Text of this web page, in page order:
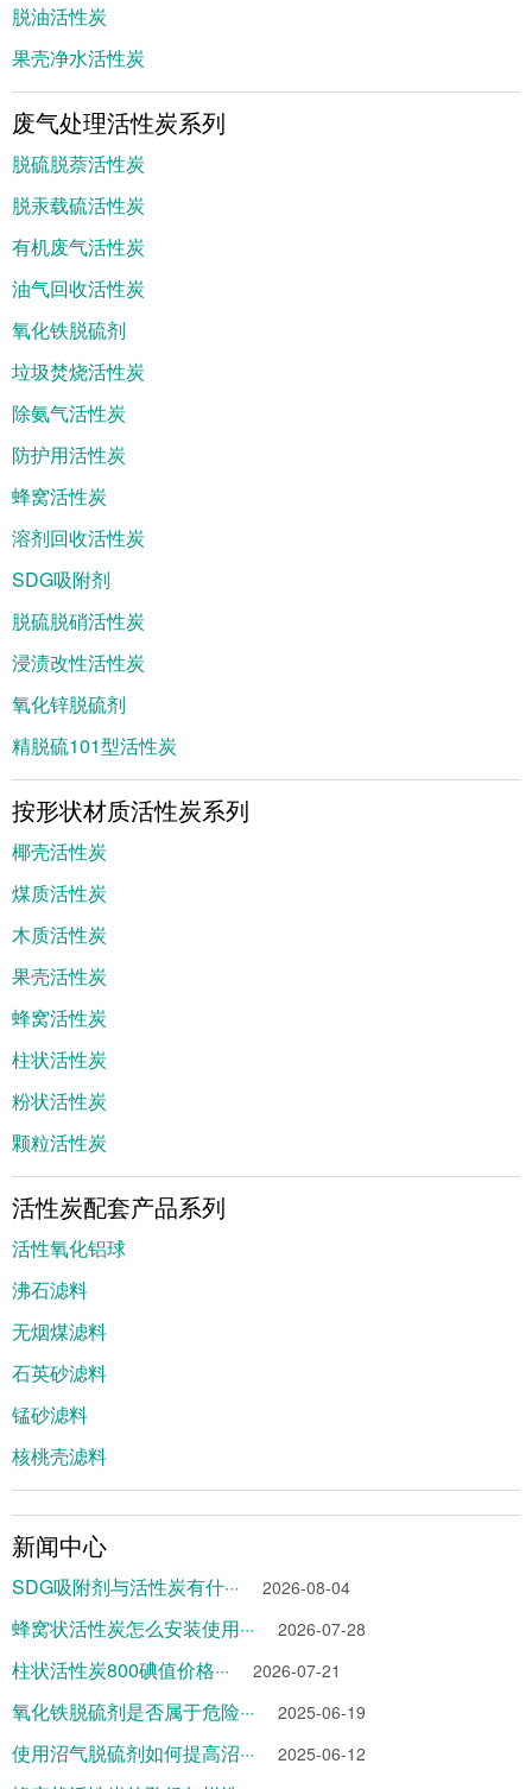
脱油活性炭
果壳净水活性炭
废气处理活性炭系列
脱硫脱萘活性炭
脱汞载硫活性炭
有机废气活性炭
油气回收活性炭
氧化铁脱硫剂
垃圾焚烧活性炭
除氨气活性炭
防护用活性炭
蜂窝活性炭
溶剂回收活性炭
SDG吸附剂
脱硫脱硝活性炭
浸渍改性活性炭
氧化锌脱硫剂
精脱硫101型活性炭
按形状材质活性炭系列
椰壳活性炭
煤质活性炭
木质活性炭
果壳活性炭
蜂窝活性炭
柱状活性炭
粉状活性炭
颗粒活性炭
活性炭配套产品系列
活性氧化铝球
沸石滤料
无烟煤滤料
石英砂滤料
锰砂滤料
核桃壳滤料
新闻中心
SDG吸附剂与活性炭有什··· 2026-08-04
蜂窝状活性炭怎么安装使用··· 2026-07-28
柱状活性炭800碘值价格··· 2026-07-21
氧化铁脱硫剂是否属于危险··· 2025-06-19
使用沼气脱硫剂如何提高沼··· 2025-06-12